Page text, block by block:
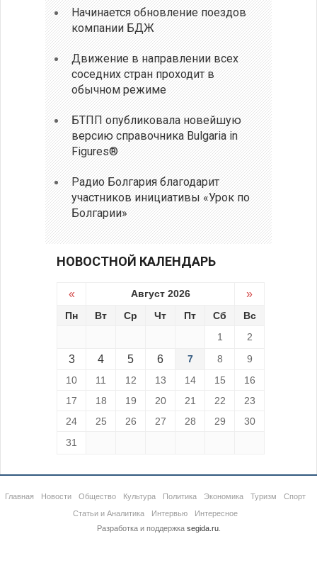
Начинается обновление поездов
компании БДЖ
Движение в направлении всех
соседних стран проходит в
обычном режиме
БТПП опубликовала новейшую
версию справочника Bulgaria in
Figures®
Радио Болгария благодарит
участников инициативы «Урок по
Болгарии»
НОВОСТНОЙ КАЛЕНДАРЬ
« Август 2026 »
Пн Вт Ср Чт Пт Сб
Вс
1
2
3 4 5 6 7 8
9
10
11 12 13 14 15
16
17
18 19 20 21 22
23
24
25 26 27 28 29
30
31
Главная Новости Общество Культура Политика Экономика Туризм
Спорт
Статьи и Аналитика
Интервью
Интересное
Разработка и поддержка segida.ru.